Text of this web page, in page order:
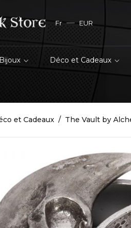
Fr EUR
Bijoux Déco et Cadeaux
et Cadeaux The Vault by